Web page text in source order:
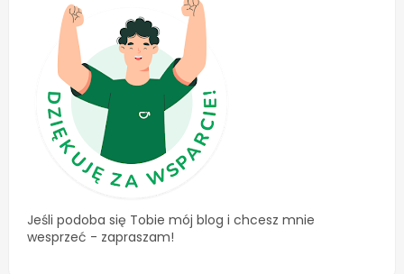
Jeśli podoba się Tobie mój blog i chcesz mnie
wesprzeć - zapraszam!